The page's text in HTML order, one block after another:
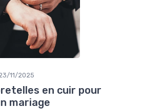
11/2025
en cuir pour
mariage